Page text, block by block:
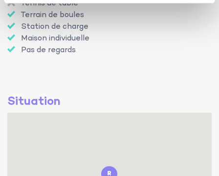
Tennis de table
Terrain de boules
Station de charge
Maison individuelle
Pas de regards
Situation